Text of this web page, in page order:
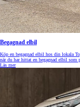
Begagnad elbil
Köp en begagnad elbil hos din lokala
när du har hittat en begagnad elbil som
Läs mer